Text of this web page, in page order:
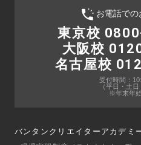
お電話で
東京校
大阪校
名古屋校
受付時間：
（平日・土日
※年末年
バンタンクリエイターアカデミ